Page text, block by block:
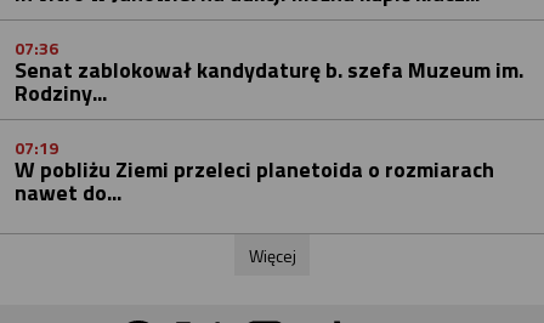
07:36
Senat zablokował kandydaturę b. szefa Muzeum im.
Rodziny...
07:19
W pobliżu Ziemi przeleci planetoida o rozmiarach
nawet do...
Więcej